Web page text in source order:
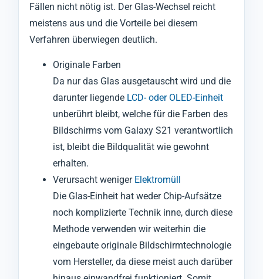
Fällen nicht nötig ist. Der Glas-Wechsel reicht
meistens aus und die Vorteile bei diesem
Verfahren überwiegen deutlich.
Originale Farben
Da nur das Glas ausgetauscht wird und die
darunter liegende LCD- oder OLED-Einheit
unberührt bleibt, welche für die Farben des
Bildschirms vom Galaxy S21 verantwortlich
ist, bleibt die Bildqualität wie gewohnt
erhalten.
Verursacht weniger Elektromüll
Die Glas-Einheit hat weder Chip-Aufsätze
noch komplizierte Technik inne, durch diese
Methode verwenden wir weiterhin die
eingebaute originale Bildschirmtechnologie
vom Hersteller, da diese meist auch darüber